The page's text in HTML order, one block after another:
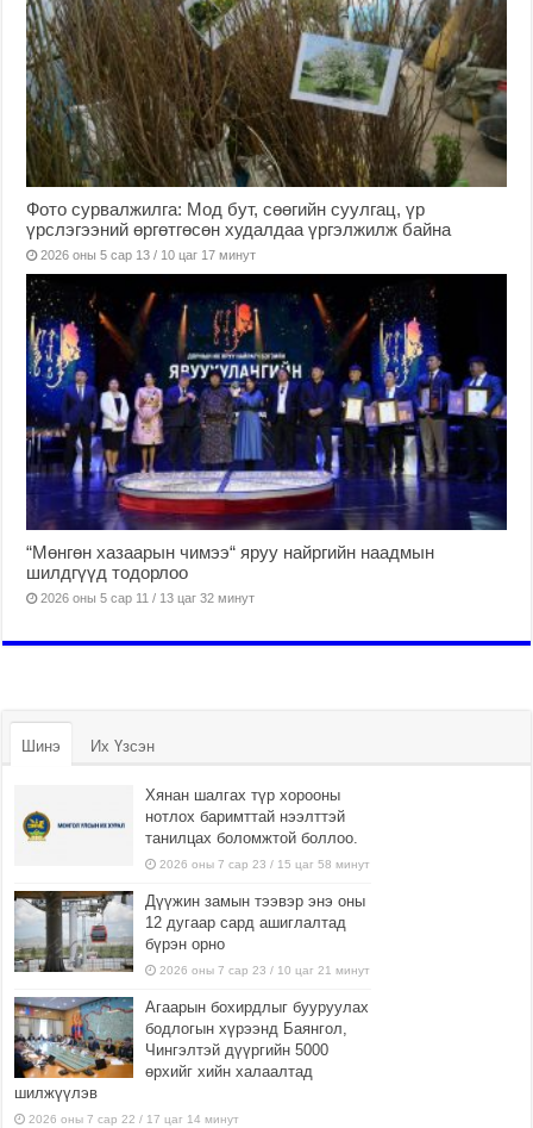
Фото сурвалжилга: Мод бут, сөөгийн суулгац, үр
үрслэгээний өргөтгөсөн худалдаа үргэлжилж байна
2026 оны 5 сар 13 / 10 цаг 17 минут
“Мөнгөн хазаарын чимээ“ яруу найргийн наадмын
шилдгүүд тодорлоо
2026 оны 5 сар 11 / 13 цаг 32 минут
Шинэ Их Үзсэн
Хянан шалгах түр хорооны
нотлох баримттай нээлттэй
танилцах боломжтой боллоо.
2026 оны 7 сар 23 / 15 цаг 58 минут
Дүүжин замын тээвэр энэ оны
12 дугаар сард ашиглалтад
бүрэн орно
2026 оны 7 сар 23 / 10 цаг 21 минут
Агаарын бохирдлыг бууруулах
бодлогын хүрээнд Баянгол,
Чингэлтэй дүүргийн 5000
өрхийг хийн халаалтад
шилжүүлэв
2026 оны 7 сар 22 / 17 цаг 14 минут